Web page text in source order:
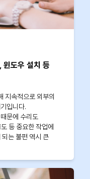
윈도우 설치 등
지속적으로 외부의
입니다.
문에 수리도
등 중요한 작업에
는 불편 역시 큰